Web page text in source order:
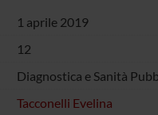
1 aprile 2019
12
Diagnostica e Sanità
Tacconelli Evelina